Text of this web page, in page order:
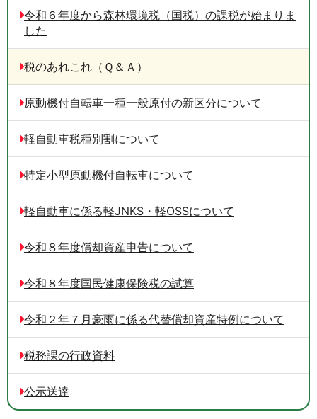
令和６年度から森林環境税（国税）の課税が始まりま
した
税のあれこれ（Ｑ＆Ａ）
原動機付自転車一種一般原付の新区分について
軽自動車税種別割について
特定小型原動機付自転車について
軽自動車に係る軽JNKS・軽OSSについて
令和８年度償却資産申告について
令和８年度国民健康保険税の試算
令和２年７月豪雨に係る代替償却資産特例について
税務課の行政資料
公示送達